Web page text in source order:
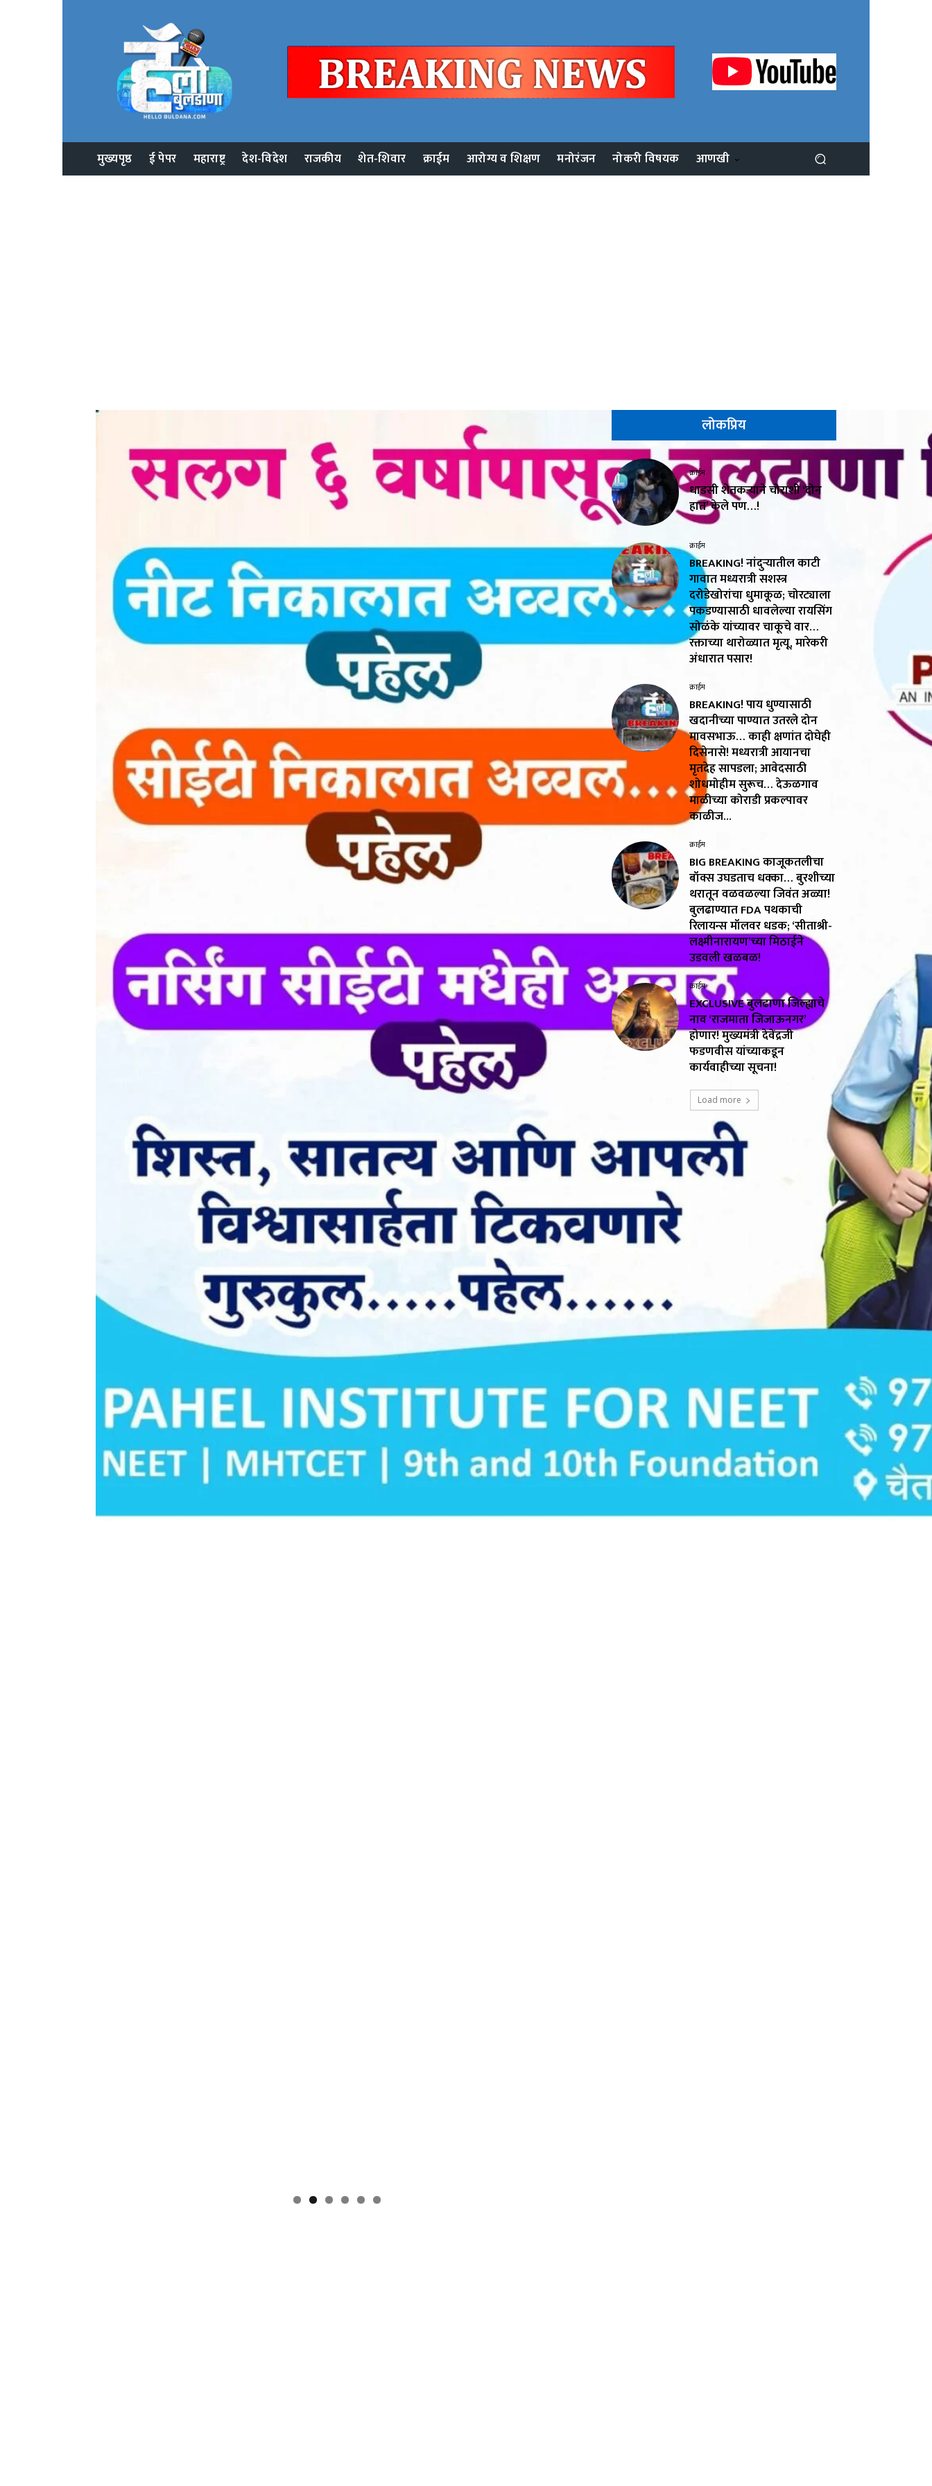
मुख्यपृष्ठ ई पेपर महाराष्ट्र देश-विदेश राजकीय शेत-शिवार क्राईम आरोग्य व शिक्षण मनोरंजन नोकरी विषयक आणखी
लोकप्रिय
क्राईम
धाडसी शेतकऱ्याने चोराशी ‘दोन
हात’ केले पण…!
क्राईम
BREAKING! नांदुऱ्यातील काटी
गावात मध्यरात्री सशस्त्र
दरोडेखोरांचा धुमाकूळ; चोरट्याला
पकडण्यासाठी धावलेल्या रायसिंग
सोळंके यांच्यावर चाकूचे वार…
रक्ताच्या थारोळ्यात मृत्यू, मारेकरी
अंधारात पसार!
क्राईम
BREAKING! पाय धुण्यासाठी
खदानीच्या पाण्यात उतरले दोन
मावसभाऊ… काही क्षणांत दोघेही
दिसेनासे! मध्यरात्री आयानचा
मृतदेह सापडला; आवेदसाठी
शोधमोहीम सुरूच… देऊळगाव
माळीच्या कोराडी प्रकल्पावर
काळीज...
क्राईम
BIG BREAKING काजूकतलीचा
बॉक्स उघडताच धक्का… बुरशीच्या
थरातून वळवळल्या जिवंत अळ्या!
बुलढाण्यात FDA पथकाची
रिलायन्स मॉलवर धडक; ‘सीताश्री-
लक्ष्मीनारायण’च्या मिठाईने
उडवली खळबळ!
क्राईम
EXCLUSIVE बुलढाणा जिल्ह्याचे
नाव ‘राजमाता जिजाऊनगर’
होणार! मुख्यमंत्री देवेंद्रजी
फडणवीस यांच्याकडून
कार्यवाहीच्या सूचना!
Load more